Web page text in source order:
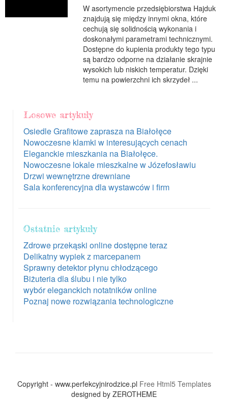
W asortymencie przedsiębiorstwa Hajduk
znajdują się między innymi okna, które
cechują się solidnością wykonania i
doskonałymi parametrami technicznymi.
Dostępne do kupienia produkty tego typu
są bardzo odporne na działanie skrajnie
wysokich lub niskich temperatur. Dzięki
temu na powierzchni ich skrzydeł ...
Losowe artykuły
Osiedle Grafitowe zaprasza na Białołęce
Nowoczesne klamki w interesujących cenach
Eleganckie mieszkania na Białołęce.
Nowoczesne lokale mieszkalne w Józefosławiu
Drzwi wewnętrzne drewniane
Sala konferencyjna dla wystawców i firm
Ostatnie artykuły
Zdrowe przekąski online dostępne teraz
Delikatny wypiek z marcepanem
Sprawny detektor płynu chłodzącego
Biżuteria dla ślubu i nie tylko
wybór eleganckich notatników online
Poznaj nowe rozwiązania technologiczne
Copyright - www.perfekcyjnirodzice.pl Free Html5 Templates
designed by ZEROTHEME